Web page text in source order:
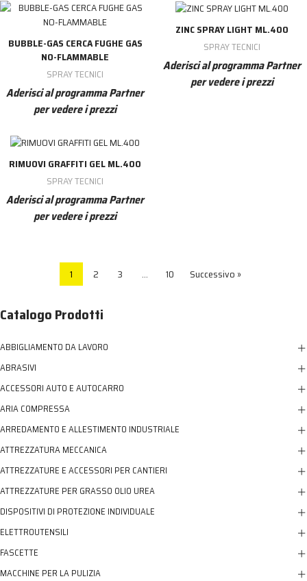
BUBBLE-GAS CERCA FUGHE GAS
NO-FLAMMABLE
SPRAY TECNICI
Aderisci al programma Partner
per vedere i prezzi
ZINC SPRAY LIGHT ML.400
SPRAY TECNICI
Aderisci al programma Partner
per vedere i prezzi
RIMUOVI GRAFFITI GEL ML.400
SPRAY TECNICI
Aderisci al programma Partner
per vedere i prezzi
1 2 3 … 10 Successivo »
Catalogo Prodotti
ABBIGLIAMENTO DA LAVORO
ABRASIVI
ACCESSORI AUTO E AUTOCARRO
ARIA COMPRESSA
ARREDAMENTO E ALLESTIMENTO INDUSTRIALE
ATTREZZATURA MECCANICA
ATTREZZATURE E ACCESSORI PER CANTIERI
ATTREZZATURE PER GRASSO OLIO UREA
DISPOSITIVI DI PROTEZIONE INDIVIDUALE
ELETTROUTENSILI
FASCETTE
MACCHINE PER LA PULIZIA